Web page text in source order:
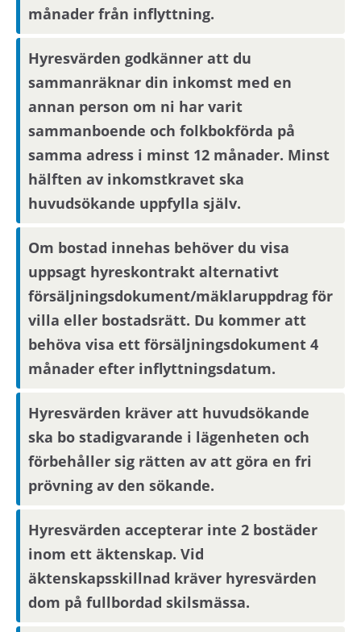
månader från inflyttning.
Hyresvärden godkänner att du
sammanräknar din inkomst med en
annan person om ni har varit
sammanboende och folkbokförda på
samma adress i minst 12 månader. Minst
hälften av inkomstkravet ska
huvudsökande uppfylla själv.
Om bostad innehas behöver du visa
uppsagt hyreskontrakt alternativt
försäljningsdokument/mäklaruppdrag för
villa eller bostadsrätt. Du kommer att
behöva visa ett försäljningsdokument 4
månader efter inflyttningsdatum.
Hyresvärden kräver att huvudsökande
ska bo stadigvarande i lägenheten och
förbehåller sig rätten av att göra en fri
prövning av den sökande.
Hyresvärden accepterar inte 2 bostäder
inom ett äktenskap. Vid
äktenskapsskillnad kräver hyresvärden
dom på fullbordad skilsmässa.